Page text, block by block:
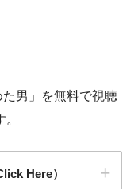
どの海外動画共有サ
ング詐欺やウイルス
原因となります。
は控える事をおすす
男」を無料で視聴
Here）